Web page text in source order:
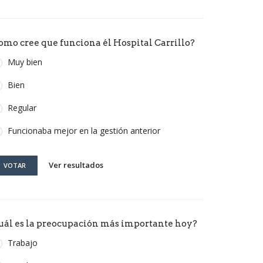
cree que funciona él Hospital Carrillo?
Muy bien
Bien
Regular
Funcionaba mejor en la gestión anterior
VOTAR Ver resultados
es la preocupación más importante hoy?
Trabajo